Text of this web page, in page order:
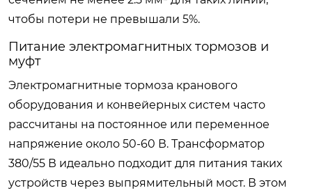
чтобы потери не превышали 5%.
Питание электромагнитных тормозов и
муфт
Электромагнитные тормоза кранового
оборудования и конвейерных систем часто
рассчитаны на постоянное или переменное
напряжение около 50-60 В. Трансформатор
380/55 В идеально подходит для питания таких
устройств через выпрямительный мост. В этом